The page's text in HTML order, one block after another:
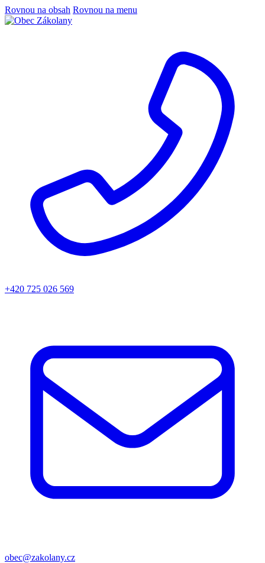
Rovnou na obsah Rovnou na menu
+420 725 026 569
obec@zakolany.cz